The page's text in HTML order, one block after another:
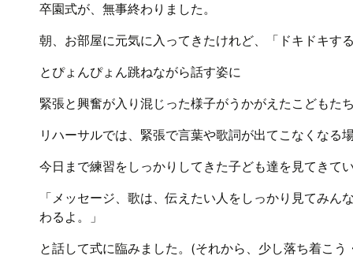
卒園式が、無事終わりました。
朝、お部屋に元気に入ってきたけれど、「ドキドキす
とぴょんぴょん跳ねながら話す姿に
緊張と興奮が入り混じった様子がうかがえたこどもた
リハーサルでは、緊張で言葉や歌詞が出てこなくなる
今日まで練習をしっかりしてきた子ども達を見てきて
「メッセージ、歌は、伝えたい人をしっかり見てみ
わるよ。」
と話して式に臨みました。(それから、少し落ち着こう